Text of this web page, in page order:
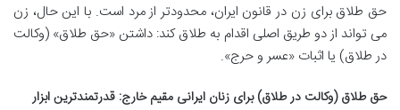
حق طلاق برای زن در قانون ایران، محدودتر از مرد است. با این حال، زن
می تواند از دو طریق اصلی اقدام به طلاق کند: داشتن «حق طلاق» (وکالت
در طلاق) یا اثبات «عسر و حرج».
حق طلاق (وکالت در طلاق) برای زنان ایرانی مقیم خارج: قدرتمندترین ابزار